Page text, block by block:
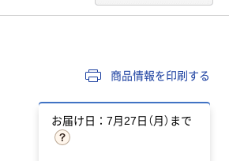
商品情報を印刷する
お届け日：7月27日（月）まで